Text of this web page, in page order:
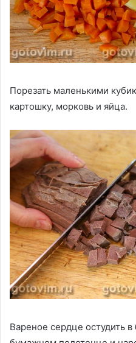
Порезать маленькими
картошку, морковь и яйца.
Вареное сердце остудить